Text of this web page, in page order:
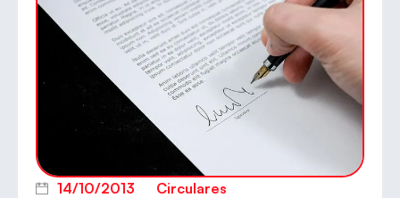
14/10/2013 Circulares